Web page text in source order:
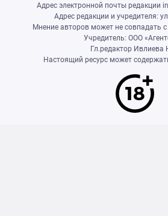
Адрес электронной почты редакции
Адрес редакции и учредителя:
Мнение авторов может не совпадать
Учредитель: ООО
Гл.редактор Ивлиева
Настоящий ресурс может